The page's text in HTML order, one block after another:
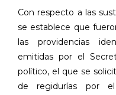
Con respecto a las
se establece que
las providencias
emitidas por el
político, el que se
de regidurías por